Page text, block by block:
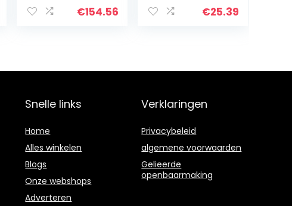
Hidro Granada
€154.56
badeend,
€25.39
Snelle links
Home
Alles winkelen
Blogs
Onze webshops
Adverteren
Verklaringen
Privacybeleid
algemene voorwaarden
Gelieerde
openbaarmaking